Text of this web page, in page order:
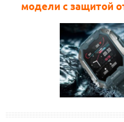
модели с защитой